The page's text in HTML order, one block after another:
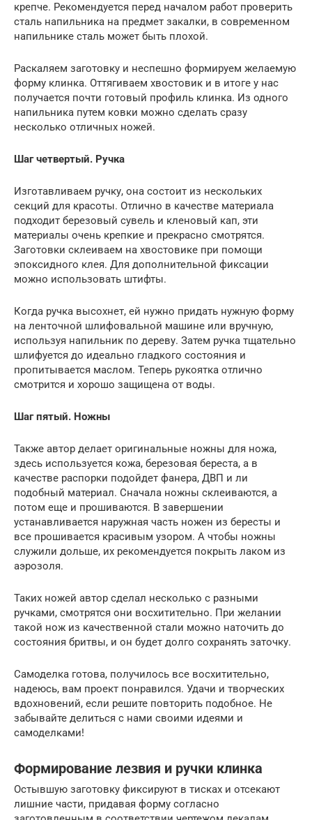
крепче. Рекомендуется перед началом работ проверить
сталь напильника на предмет закалки, в современном
напильнике сталь может быть плохой.
Раскаляем заготовку и неспешно формируем желаемую
форму клинка. Оттягиваем хвостовик и в итоге у нас
получается почти готовый профиль клинка. Из одного
напильника путем ковки можно сделать сразу
несколько отличных ножей.
Шаг четвертый. Ручка
Изготавливаем ручку, она состоит из нескольких
секций для красоты. Отлично в качестве материала
подходит березовый сувель и кленовый кап, эти
материалы очень крепкие и прекрасно смотрятся.
Заготовки склеиваем на хвостовике при помощи
эпоксидного клея. Для дополнительной фиксации
можно использовать штифты.
Когда ручка высохнет, ей нужно придать нужную форму
на ленточной шлифовальной машине или вручную,
используя напильник по дереву. Затем ручка тщательно
шлифуется до идеально гладкого состояния и
пропитывается маслом. Теперь рукоятка отлично
смотрится и хорошо защищена от воды.
Шаг пятый. Ножны
Также автор делает оригинальные ножны для ножа,
здесь используется кожа, березовая береста, а в
качестве распорки подойдет фанера, ДВП и ли
подобный материал. Сначала ножны склеиваются, а
потом еще и прошиваются. В завершении
устанавливается наружная часть ножен из бересты и
все прошивается красивым узором. А чтобы ножны
служили дольше, их рекомендуется покрыть лаком из
аэрозоля.
Таких ножей автор сделал несколько с разными
ручками, смотрятся они восхитительно. При желании
такой нож из качественной стали можно наточить до
состояния бритвы, и он будет долго сохранять заточку.
Самоделка готова, получилось все восхитительно,
надеюсь, вам проект понравился. Удачи и творческих
вдохновений, если решите повторить подобное. Не
забывайте делиться с нами своими идеями и
самоделками!
Формирование лезвия и ручки клинка
Остывшую заготовку фиксируют в тисках и отсекают
лишние части, придавая форму согласно